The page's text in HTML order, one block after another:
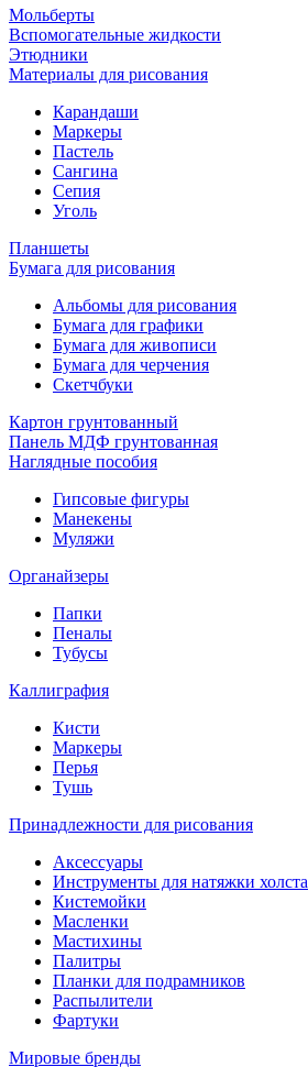
Мольберты
Вспомогательные жидкости
Этюдники
Материалы для рисования
Карандаши
Маркеры
Пастель
Сангина
Сепия
Уголь
Планшеты
Бумага для рисования
Альбомы для рисования
Бумага для графики
Бумага для живописи
Бумага для черчения
Скетчбуки
Картон грунтованный
Панель МДФ грунтованная
Наглядные пособия
Гипсовые фигуры
Манекены
Муляжи
Органайзеры
Папки
Пеналы
Тубусы
Каллиграфия
Кисти
Маркеры
Перья
Тушь
Принадлежности для рисования
Аксессуары
Инструменты для натяжки холста
Кистемойки
Масленки
Мастихины
Палитры
Планки для подрамников
Распылители
Фартуки
Мировые бренды